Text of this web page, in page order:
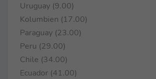
Uruguay (9.00)
Kolumbien (17.00)
Paraguay (23.00)
Peru (29.00)
Chile (34.00)
Ecuador (41.00)